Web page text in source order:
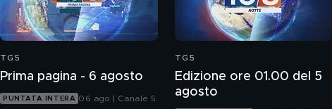
TG5
Prima pagina - 6 agosto
PUNTATA INTERA 06 ago | Canale 5
TG5
Edizione ore 01.00 del 5
agosto